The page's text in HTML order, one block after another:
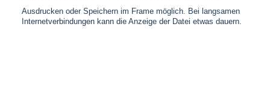
Ausdrucken oder Speichern im Frame möglich. Bei langsamen
Internetverbindungen kann die Anzeige der Datei etwas dauern.